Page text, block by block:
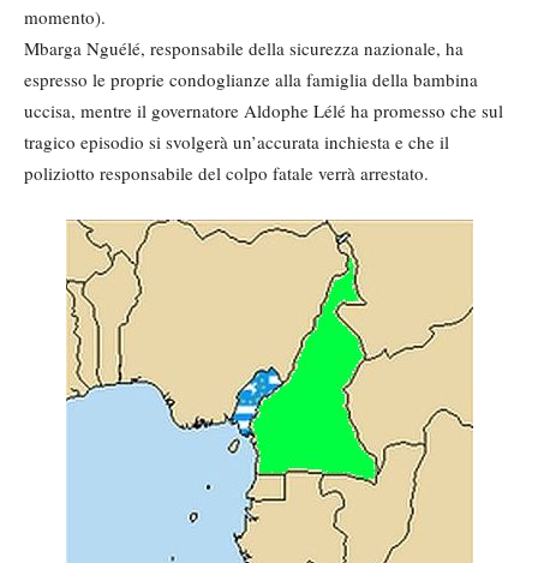
momento).
Mbarga Nguélé, responsabile della sicurezza nazionale, ha
espresso le proprie condoglianze alla famiglia della bambina
uccisa, mentre il governatore Aldophe Lélé ha promesso che sul
tragico episodio si svolgerà un’accurata inchiesta e che il
poliziotto responsabile del colpo fatale verrà arrestato.